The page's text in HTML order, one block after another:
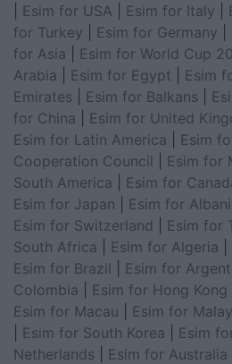
Esim for USA Esim for Italy
for Turkey
Esim for Germany
for Asia
Esim for World Cup
Arabia
Esim for Egypt
Esim
Emirates
Esim for Balkans
for China
Esim for United
Esim for Latin America
Esim
Cooperation Council
Esim for
South America
Esim for
Esim for Japan
Esim for
Esim for Switzerland
Esim for
South Africa
Esim for Algeria
Esim for Brazil
Esim for
Colombia
Esim for Hong Kong
Esim for Macau
Esim for
Esim for South Korea Esim
Netherlands
Esim for Australia